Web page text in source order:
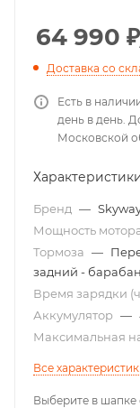
64 990 ₽
Доставка со
Есть в
день в день.
Московской
Бренд —
Мощность
Тормоза —
задний -
Время зарядки
Аккумулятор —
Максимальная
Все
Выберите в шапке